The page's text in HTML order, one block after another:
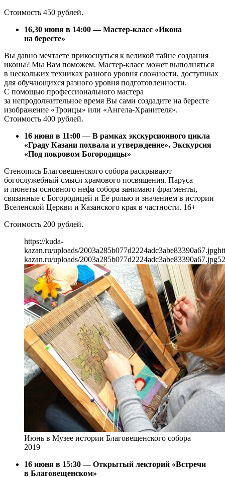
Стоимость 450 рублей.
16,30 июня в 14:00 — Мастер-класс «Икона
на бересте»
Вы давно мечтаете прикоснуться к великой тайне создания
иконы? Мы Вам поможем. Мастер-класс может выполняться
в нескольких техниках разного уровня сложности, доступных
для обучающихся разного уровня подготовленности.
С помощью профессионального мастера
за непродолжительное время Вы сами создадите на бересте
изображение «Троицы» или «Ангела-Хранителя».
Стоимость 400 рублей.
16 июня в 11:00 — В рамках экскурсионного цикла
«Граду Казани похвала и утверждение». Экскурсия
«Под покровом Богородицы»
Стенопись Благовещенского собора раскрывают
богослужебный смысл храмового посвящения. Паруса
и люнеты основного нефа собора занимают фрагменты,
связанные с Богородицей и Ее ролью и значением в истории
Вселенской Церкви и Казанского края в частности. 16+
Стоимость 200 рублей.
https://kuda-
kazan.ru/uploads/2003a285b077d2224adc3abe83390a67.jpg
kazan.ru/uploads/2003a285b077d2224adc3abe83390a67.jpg
Июнь в Музее истории Благовещенского собора
2019
16 июня в 15:30 — Открытый лекторий «Встречи
в Благовещенском»